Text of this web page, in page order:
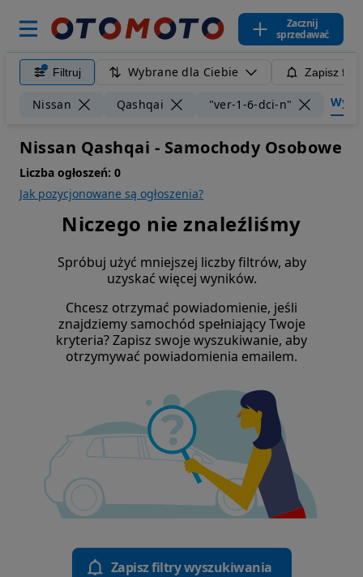
Zacznij
sprzedawać
Filtruj Wybrane dla Ciebie Zapisz
Nissan Qashqai "ver-1-6-dci-n"
Nissan Qashqai - Samochody Osobowe
Liczba ogłoszeń: 0
Jak pozycjonowane są ogłoszenia?
Niczego nie znaleźliśmy
Spróbuj użyć mniejszej liczby filtrów, aby
uzyskać więcej wyników.
Chcesz otrzymać powiadomienie, jeśli
znajdziemy samochód spełniający Twoje
kryteria? Zapisz swoje wyszukiwanie, aby
otrzymywać powiadomienia emailem.
Zapisz filtry wyszukiwania